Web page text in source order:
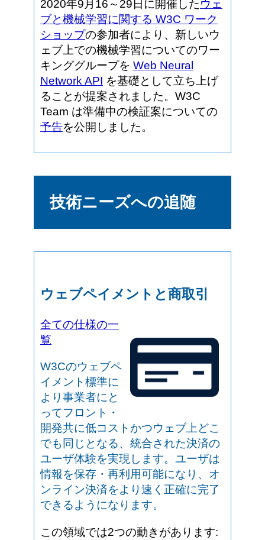
2020年9月16～29日に開催したウェ
ブと機械学習に関する W3C ワーク
ショップの参加者により、新しいウ
ェブ上での機械学習についてのワー
キンググループを Web Neural
Network API を基礎として立ち上げ
ることが提案されました。W3C
Team は準備中の検証案についての
予告を公開しました。
技術ニーズへの追随
ウェブペイメントと商取引
全ての仕様の一
覧
W3Cのウェブペ
イメント標準に
より事業者にと
ってフロント・
開発共に低コストかつウェブ上どこ
でも同じとなる、統合された決済の
ユーザ体験を実現します。ユーザは
情報を保存・再利用可能になり、オ
ンライン決済をより速く正確に完了
できるようになります。
この領域では2つの動きがあります: